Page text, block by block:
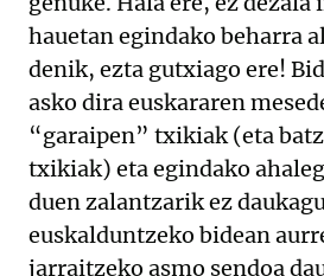
hauetan egindako beharra
denik, ezta gutxiago ere!
asko dira euskararen
“garaipen” txikiak (eta
txikiak) eta egindako
duen zalantzarik ez
euskalduntzeko bidean
jarraitzeko asmo sendoa